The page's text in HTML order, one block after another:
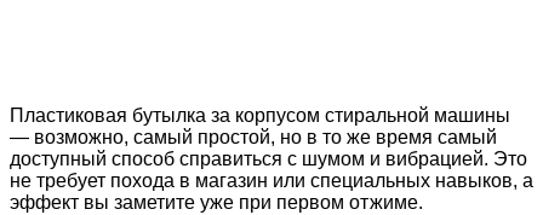
Пластиковая бутылка за корпусом стиральной машины
— возможно, самый простой, но в то же время самый
доступный способ справиться с шумом и вибрацией. Это
не требует похода в магазин или специальных навыков, а
эффект вы заметите уже при первом отжиме.